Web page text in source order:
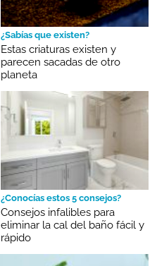
¿Sabías que existen?
Estas criaturas existen y
parecen sacadas de otro
planeta
¿Conocías estos 5 consejos?
Consejos infalibles para
eliminar la cal del baño fácil y
rápido